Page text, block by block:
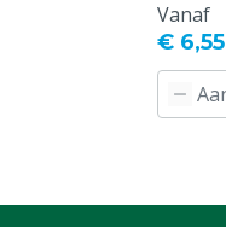
Vanaf
€ 6,55